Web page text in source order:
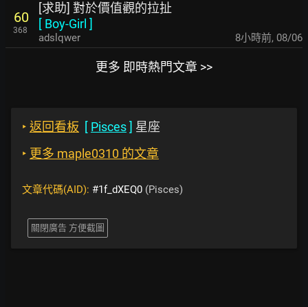
60
368
[求助] 對於價值觀的拉扯
[ Boy-Girl ]
adslqwer 8小時前, 08/06
更多 即時熱門文章 >>
‣ 返回看板 [ Pisces] 星座
‣ 更多 maple0310 的文章
文章代碼(AID): #1f_dXEQ0 (Pisces)
關閉廣告 方便截圖